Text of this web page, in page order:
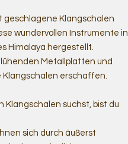
geschlagene Klangschalen
wundervollen Instrumente in
Himalaya hergestellt.
Metallplatten und
erschaffen.
Klangschalen suchst, bist du
sich durch äußerst